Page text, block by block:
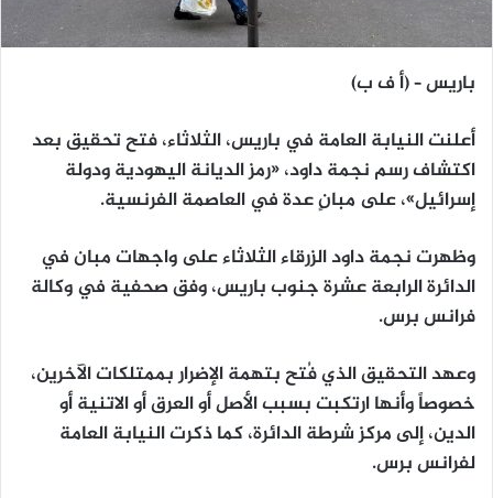
باريس – (أ ف ب)
أعلنت النيابة العامة في باريس، الثلاثاء، فتح تحقيق بعد
اكتشاف رسم نجمة داود، «رمز الديانة اليهودية ودولة
إسرائيل»، على مبانٍ عدة في العاصمة الفرنسية.
وظهرت نجمة داود الزرقاء الثلاثاء على واجهات مبان في
الدائرة الرابعة عشرة جنوب باريس، وفق صحفية في وكالة
فرانس برس.
وعهد التحقيق الذي فُتح بتهمة الإضرار بممتلكات الآخرين،
خصوصاً وأنها ارتكبت بسبب الأصل أو العرق أو الاتنية أو
الدين، إلى مركز شرطة الدائرة، كما ذكرت النيابة العامة
لفرانس برس.